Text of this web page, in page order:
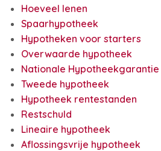
Hoeveel lenen
Spaarhypotheek
Hypotheken voor starters
Overwaarde hypotheek
Nationale Hypotheekgarantie
Tweede hypotheek
Hypotheek rentestanden
Restschuld
Lineaire hypotheek
Aflossingsvrije hypotheek